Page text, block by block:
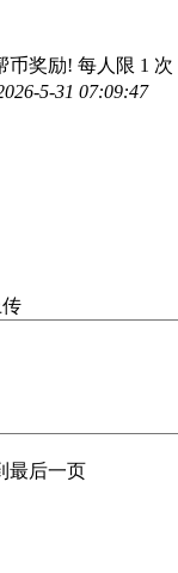
币奖励! 每人限 1 次
5-31 07:09:47
传
最后一页